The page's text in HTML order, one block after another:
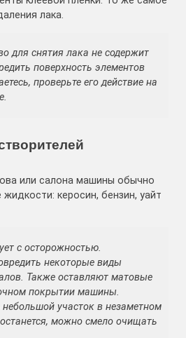
лака.
для снятия лака не содержит
поверхность элементов
проверьте его действие на
или салона машины обычно
керосин, бензин, уайт
с осторожностью.
некоторые виды
Также оставляют матовые
покрытии машины.
небольшой участок в незаметном
можно смело очищать